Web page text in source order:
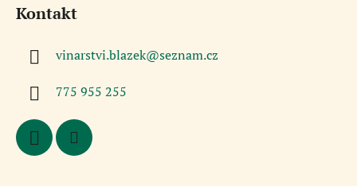
Kontakt
vinarstvi.blazek@seznam.cz
775 955 255